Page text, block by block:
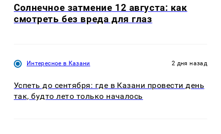
Солнечное затмение 12 августа: как
смотреть без вреда для глаз
Интересное в Казани 2 дня назад
Успеть до сентября: где в Казани провести день
так, будто лето только началось